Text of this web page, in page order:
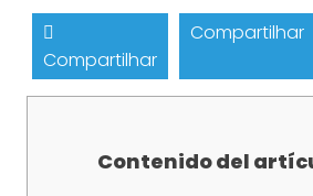
Compartilhar
Compartilhar
Contenido del